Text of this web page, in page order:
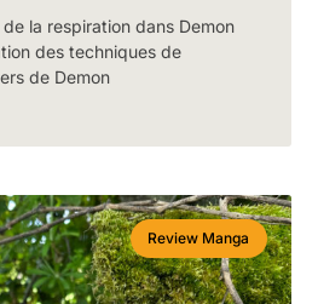
la respiration dans Demon
des techniques de
de Demon
Review Manga